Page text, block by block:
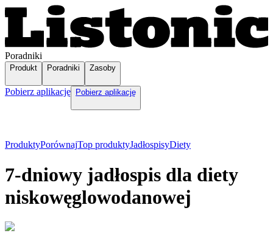
Poradniki
Produkt Poradniki Zasoby
Pobierz aplikację Pobierz aplikację
ProduktyPorównajTop produktyJadłospisyDiety
7-dniowy jadłospis dla diety
niskowęglowodanowej